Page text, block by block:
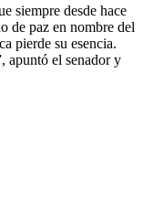
siempre desde hace
de paz en nombre del
pierde su esencia.
apuntó el senador y